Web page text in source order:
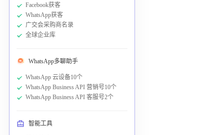
Facebook获客
WhatsApp获客
广交会采购商名录
全球企业库
WhatsApp多聊助手
WhatsApp 云设备10个
WhatsApp Business API 营销号10个
WhatsApp Business API 客服号2个
智能工具